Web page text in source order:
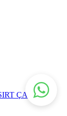
ÇANTASI